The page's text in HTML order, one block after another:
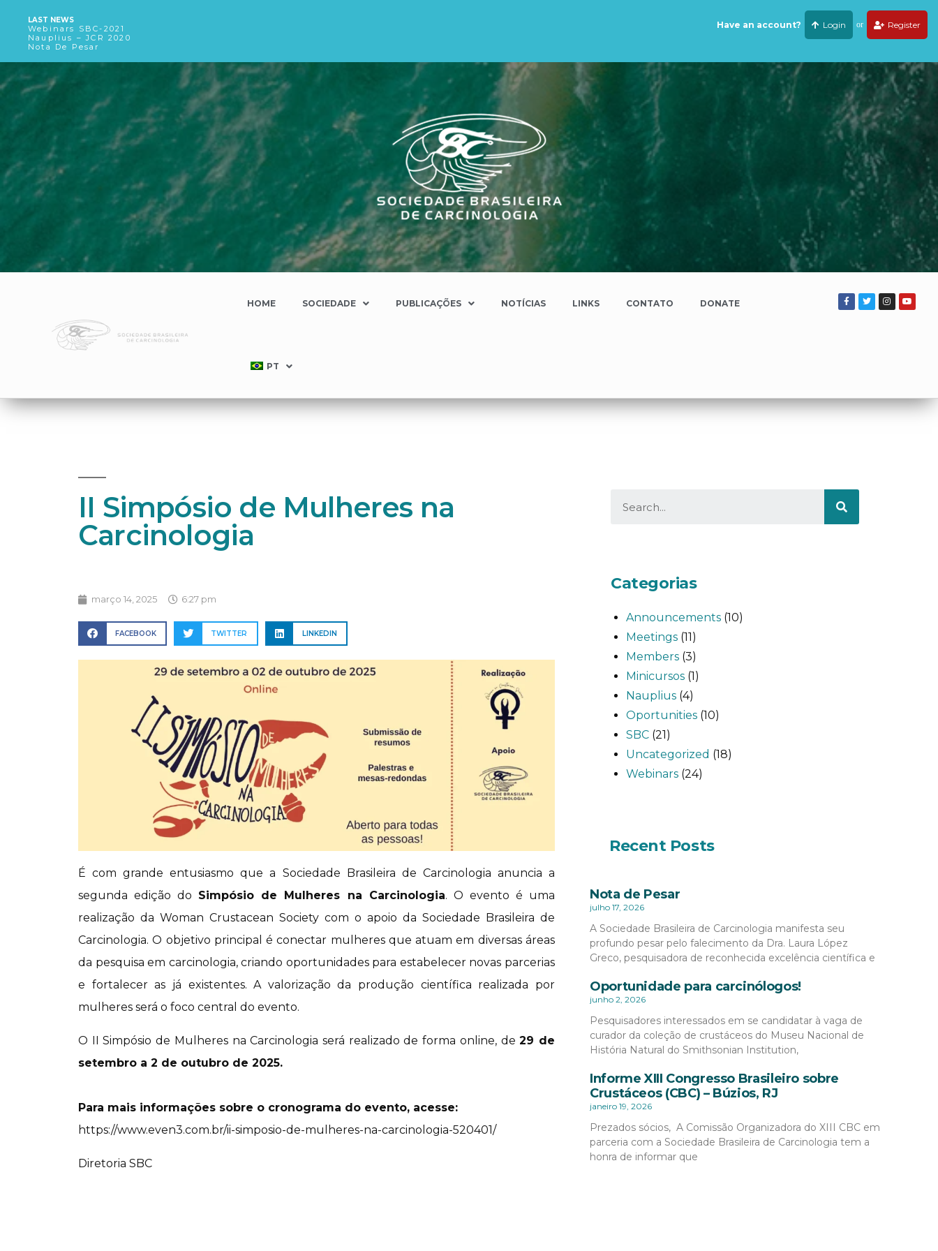
LAST NEWS
Webinars SBC-2021
Nauplius – JCR 2020
Nota De Pesar
Have an account? Login or Register
HOME SOCIEDADE PUBLICAÇÕES NOTÍCIAS LINKS CONTATO DONATE
PT
II Simpósio de Mulheres na
Carcinologia
março 14, 2025 6:27 pm
FACEBOOK TWITTER LINKEDIN
É com grande entusiasmo que a Sociedade Brasileira de Carcinologia anuncia a
segunda edição do Simpósio de Mulheres na Carcinologia. O evento é uma
realização da Woman Crustacean Society com o apoio da Sociedade Brasileira de
Carcinologia. O objetivo principal é conectar mulheres que atuam em diversas áreas
da pesquisa em carcinologia, criando oportunidades para estabelecer novas parcerias
e fortalecer as já existentes. A valorização da produção científica realizada por
mulheres será o foco central do evento.
O II Simpósio de Mulheres na Carcinologia será realizado de forma online, de29 de
setembro a 2 de outubro de 2025.
Para mais informações sobre o cronograma do evento, acesse:
https://www.even3.com.br/ii-simposio-de-mulheres-na-carcinologia-520401/
Diretoria SBC
Categorias
Announcements(10)
Meetings(11)
Members(3)
Minicursos(1)
Nauplius(4)
Oportunities(10)
SBC(21)
Uncategorized (18)
Webinars(24)
Recent Posts
Nota de Pesar
julho 17, 2026
A Sociedade Brasileira de Carcinologia manifesta seu
profundo pesar pelo falecimento da Dra. Laura López
Greco, pesquisadora de reconhecida excelência científica e
Oportunidade para carcinólogos!
junho 2, 2026
Pesquisadores interessados em se candidatar à vaga de
curador da coleção de crustáceos do Museu Nacional de
História Natural do Smithsonian Institution,
Informe XIII Congresso Brasileiro sobre
Crustáceos (CBC) – Búzios, RJ
janeiro 19, 2026
Prezados sócios, A Comissão Organizadora do XIII CBC em
parceria com a Sociedade Brasileira de Carcinologia tem a
honra de informar que